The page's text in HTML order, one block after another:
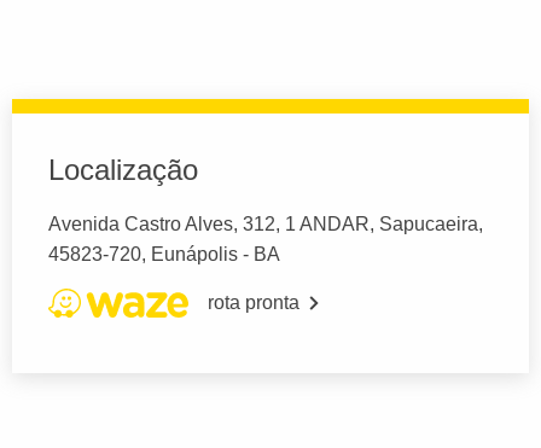
Localização
Avenida Castro Alves, 312, 1 ANDAR, Sapucaeira,
45823-720, Eunápolis - BA
rota pronta